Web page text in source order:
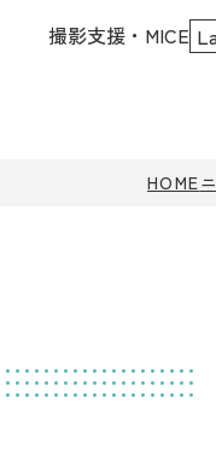
撮影支援・MICE
HOME